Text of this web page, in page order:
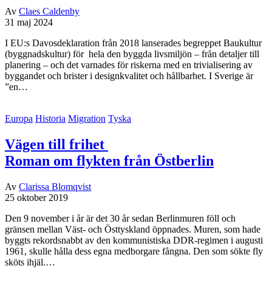
Av Claes Caldenby
31 maj 2024
I EU:s Davosdeklaration från 2018 lanserades begreppet Baukultur
(byggnadskultur) för hela den byggda livsmiljön – från detaljer till
planering – och det varnades för riskerna med en trivialisering av
byggandet och brister i designkvalitet och hållbarhet. I Sverige är
”en…
Europa Historia Migration Tyska
Vägen till frihet
Roman om flykten från Östberlin
Av Clarissa Blomqvist
25 oktober 2019
Den 9 november i år är det 30 år sedan Berlinmuren föll och
gränsen mellan Väst- och Östtyskland öppnades. Muren, som hade
byggts rekordsnabbt av den kommunistiska DDR-regimen i augusti
1961, skulle hålla dess egna medborgare fångna. Den som sökte fly
sköts ihjäl.…